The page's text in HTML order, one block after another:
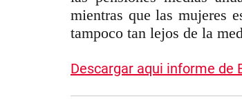
mientras que las mujeres
tampoco tan lejos de la
Descargar aqui informe de